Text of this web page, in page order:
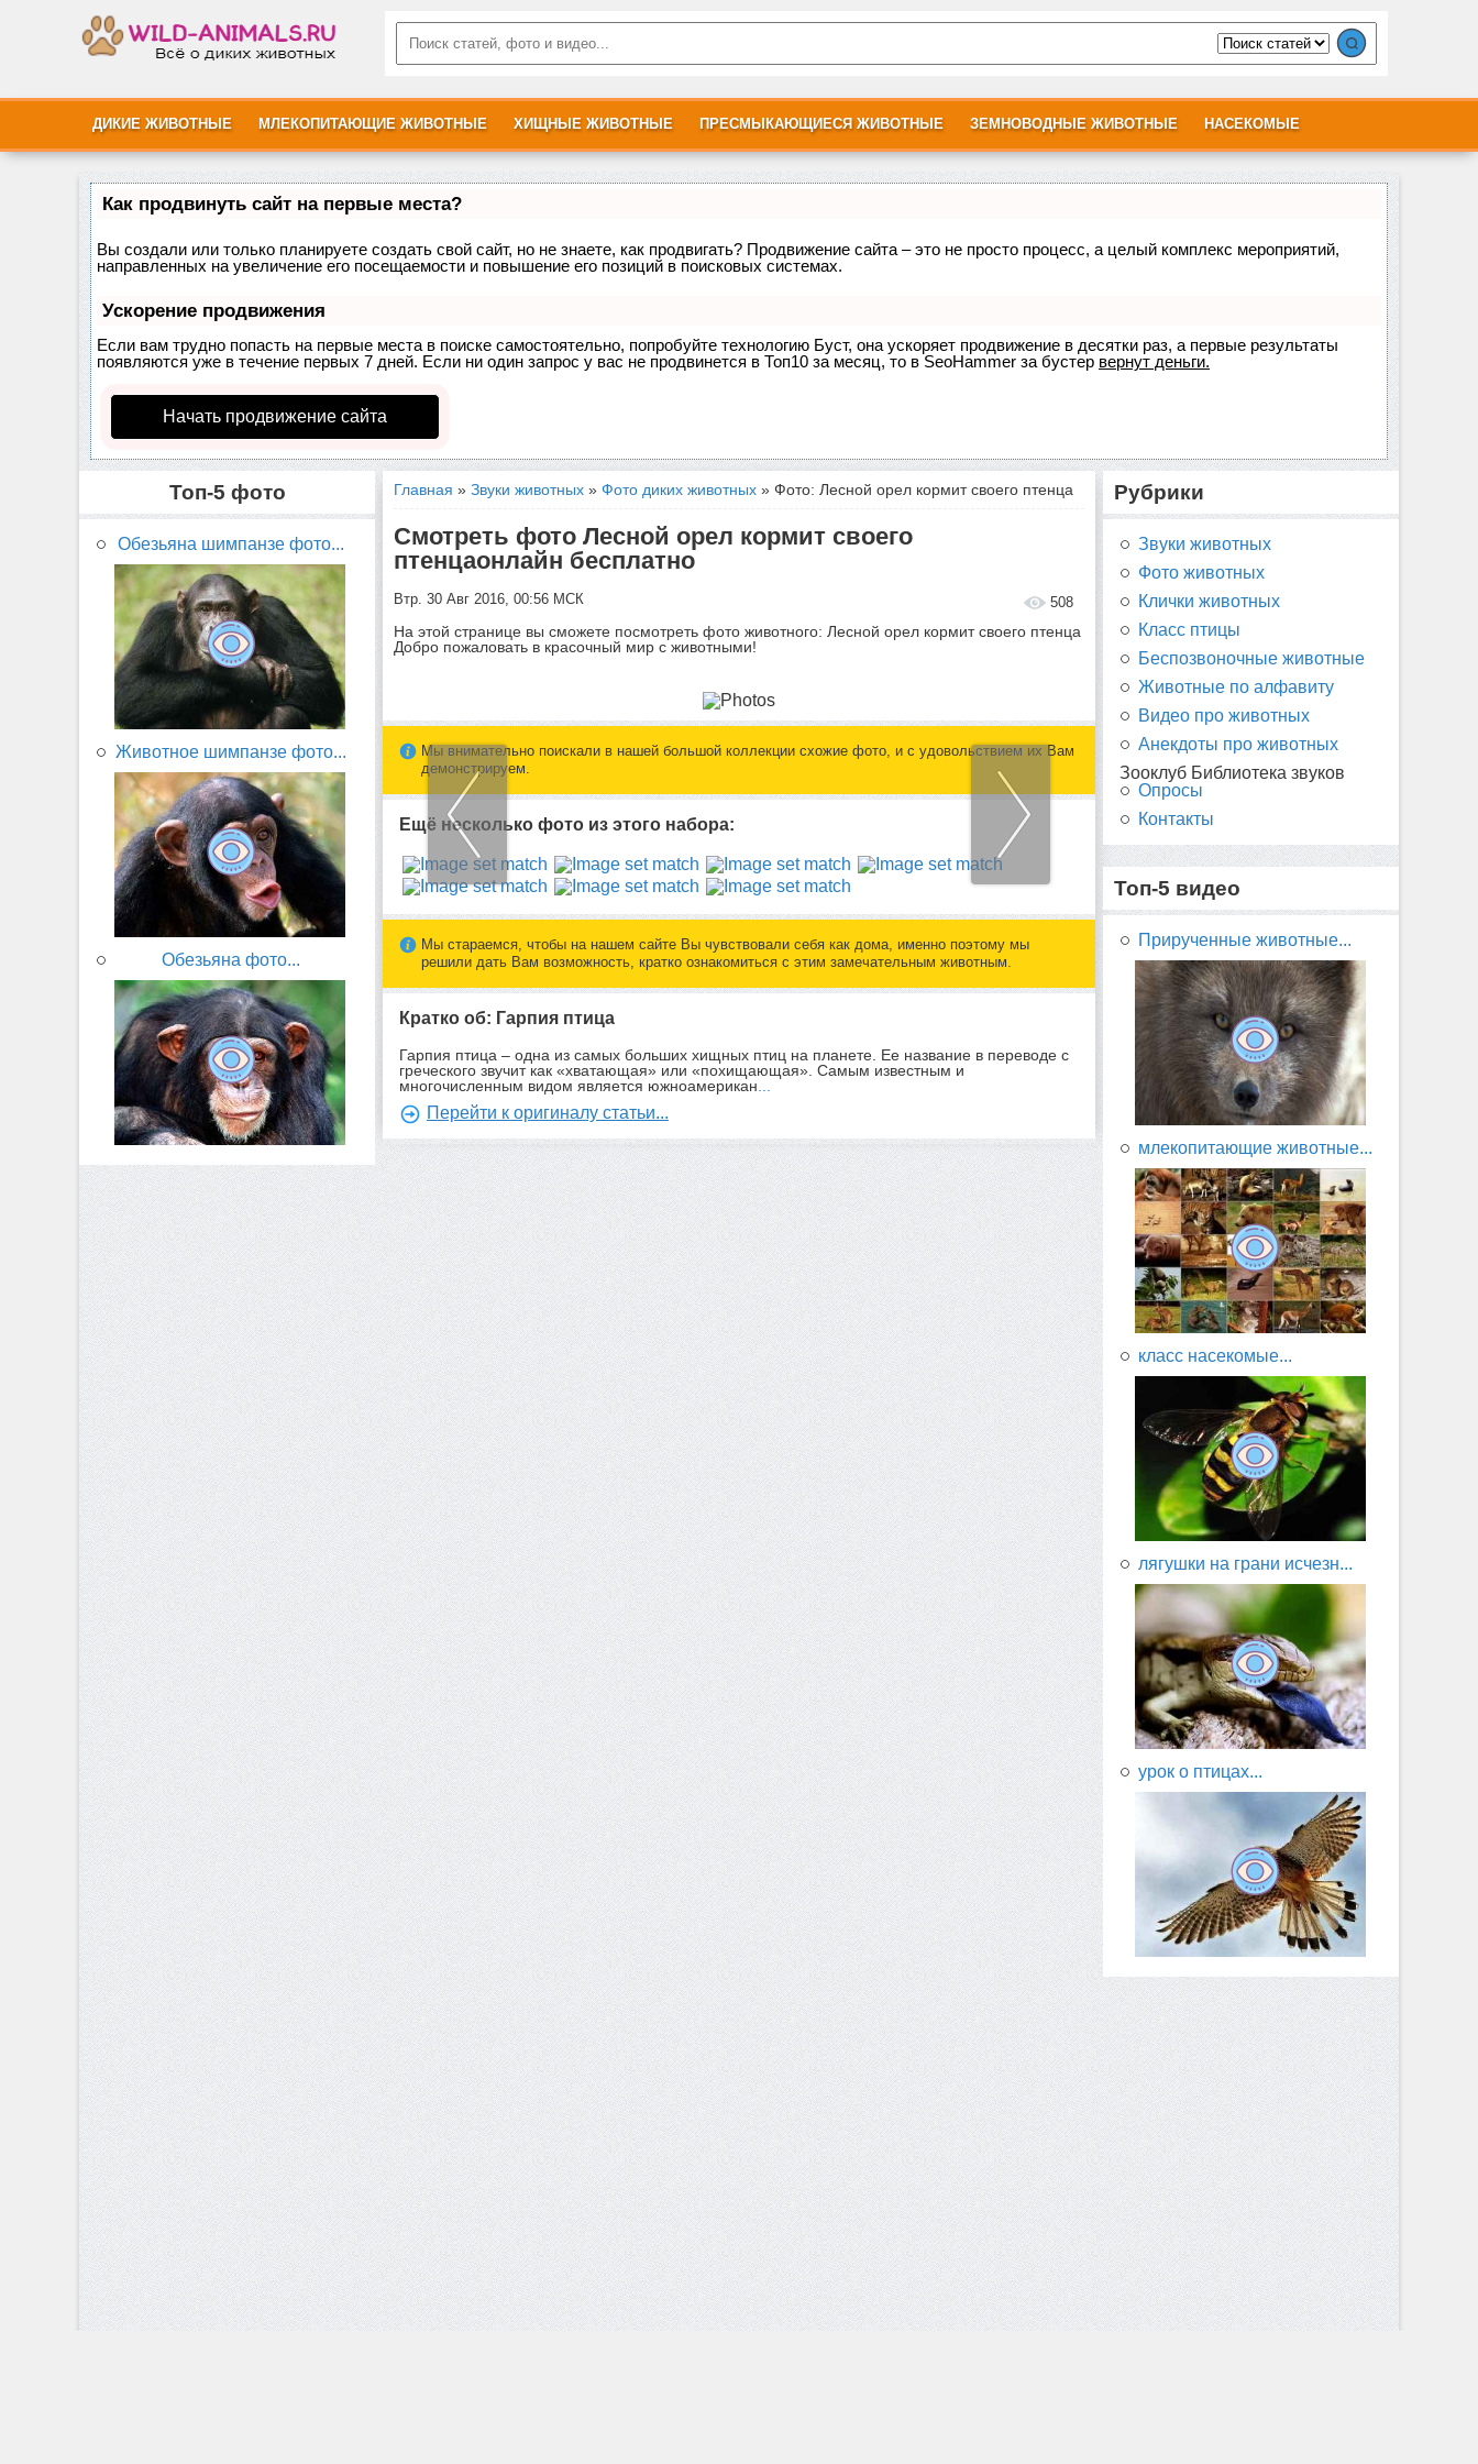
ДИКИЕ ЖИВОТНЫЕ МЛЕКОПИТАЮЩИЕ ЖИВОТНЫЕ ХИЩНЫЕ ЖИВОТНЫЕ ПРЕСМЫКАЮЩИЕСЯ ЖИВОТНЫЕ ЗЕМНОВОДНЫЕ ЖИВОТНЫЕ НАСЕКОМЫЕ
Как продвинуть сайт на первые места?
Вы создали или только планируете создать свой сайт, но не знаете, как продвигать? Продвижение сайта – это не просто процесс, а целый комплекс мероприятий,
направленных на увеличение его посещаемости и повышение его позиций в поисковых системах.
Ускорение продвижения
Если вам трудно попасть на первые места в поиске самостоятельно, попробуйте технологию Буст, она ускоряет продвижение в десятки раз, а первые результаты
появляются уже в течение первых 7 дней. Если ни один запрос у вас не продвинется в Топ10 за месяц, то в SeoHammer за бустер вернут деньги.
Начать продвижение сайта
Топ-5 фото
Обезьяна шимпанзе фото...
Животное шимпанзе фото...
Обезьяна фото...
Главная » Звуки животных » Фото диких животных » Фото: Лесной орел кормит своего птенца
Смотреть фото Лесной орел кормит своего
птенцаонлайн бесплатно
Втр. 30 Авг 2016, 00:56 МСК 508
На этой странице вы сможете посмотреть фото животного: Лесной орел кормит своего птенца
Добро пожаловать в красочный мир с животными!
Мы внимательно поискали в нашей большой коллекции схожие фото, и с удовольствием их Вам
демонстрируем.
Ещё несколько фото из этого набора:
Мы стараемся, чтобы на нашем сайте Вы чувствовали себя как дома, именно поэтому мы
решили дать Вам возможность, кратко ознакомиться с этим замечательным животным.
Кратко об: Гарпия птица
Гарпия птица – одна из самых больших хищных птиц на планете. Ее название в переводе с
греческого звучит как «хватающая» или «похищающая». Самым известным и
многочисленным видом является южноамерикан
Перейти к оригиналу статьи...
Рубрики
Звуки животных
Фото животных
Клички животных
Класс птицы
Беспозвоночные животные
Животные по алфавиту
Видео про животных
Анекдоты про животных
Зооклуб Библиотека звуков
Опросы
Контакты
Топ-5 видео
Прирученные животные...
млекопитающие животные...
класс насекомые...
лягушки на грани исчезн...
урок о птицах...